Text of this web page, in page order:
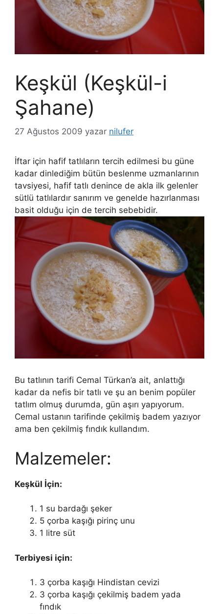
Keşkül (Keşkül-i
Şahane)
27 Ağustos 2009 yazar nilufer
İftar için hafif tatlıların tercih edilmesi bu güne
kadar dinlediğim bütün beslenme uzmanlarının
tavsiyesi, hafif tatlı denince de akla ilk gelenler
sütlü tatlılardır sanırım ve genelde hazırlanması
basit olduğu için de tercih sebebidir.
Bu tatlının tarifi Cemal Türkan’a ait, anlattığı
kadar da nefis bir tatlı ve şu an benim popüler
tatlım olmuş durumda, gün aşırı yapıyorum.
Cemal ustanın tarifinde çekilmiş badem yazıyor
ama ben çekilmiş fındık kullandım.
Malzemeler:
Keşkül İçin:
1 su bardağı şeker
5 çorba kaşığı pirinç unu
1 litre süt
Terbiyesi için:
3 çorba kaşığı Hindistan cevizi
3 çorba kaşığı çekilmiş badem yada
fındık